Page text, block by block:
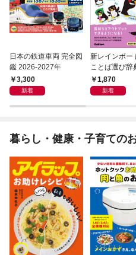
日本の鉄道車両 完全図
鑑 2026-2027年
3,300
新着
新レインボー
ことば選び辞
のことば
1,870
新着
暮らし・健康・子育ての